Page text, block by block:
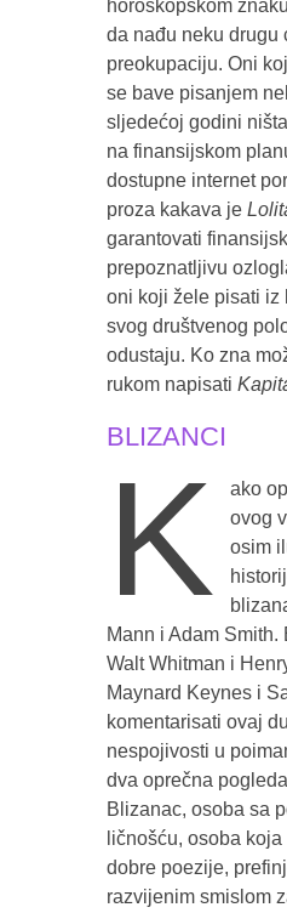
horoskopskom
da nađu neku drugu
preokupaciju. Oni
se bave pisanjem
sljedećoj godini
na finansijskom
dostupne internet
proza kakava je
garantovati
prepoznatljivu
oni koji žele pisati iz
svog društvenog
odustaju. Ko zna
rukom napisati
BLIZANCI
K
ako
ovog
osim
Mann i Adam
Walt Whitman i
Maynard Keynes i
komentarisati ovaj
nespojivosti u
dva oprečna
Blizanac, osoba sa
ličnošću, osoba
dobre poezije,
razvijenim smislom